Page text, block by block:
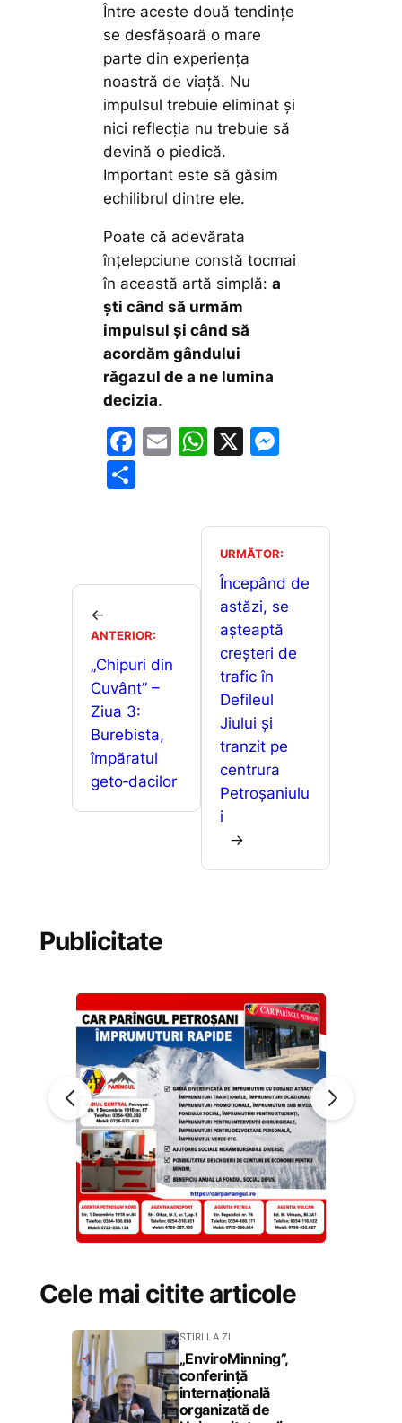
Între aceste două tendințe
se desfășoară o mare
parte din experiența
noastră de viață. Nu
impulsul trebuie eliminat și
nici reflecția nu trebuie să
devină o piedică.
Important este să găsim
echilibrul dintre ele.
Poate că adevărata
înțelepciune constă tocmai
în această artă simplă:a
ști când să urmăm
impulsul și când să
acordăm gândului
răgazul de a ne lumina
decizia.
F
o
k
E
W
s
A
p
p
X
s
e
n
g
er
a
ă
←
ANTERIOR:
„Chipuri din
Cuvânt” –
Ziua 3:
Burebista,
împăratul
geto‑dacilor
URMĂTOR:
Începând de
astăzi, se
așteaptă
creșteri de
trafic în
Defileul
Jiului și
tranzit pe
centrura
Petroșaniulu
i
→
Publicitate
Cele mai citite articole
STIRI LA ZI
„EnviroMinning”,
conferință
internațională
organizată de